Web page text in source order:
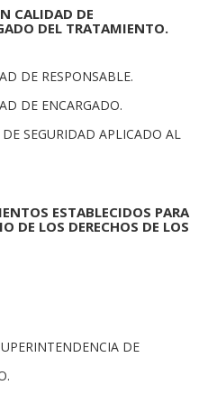
CALIDAD DE
DEL TRATAMIENTO.
DE RESPONSABLE.
DE ENCARGADO.
SEGURIDAD APLICADO AL
ESTABLECIDOS PARA
DE LOS DERECHOS DE LOS
DE